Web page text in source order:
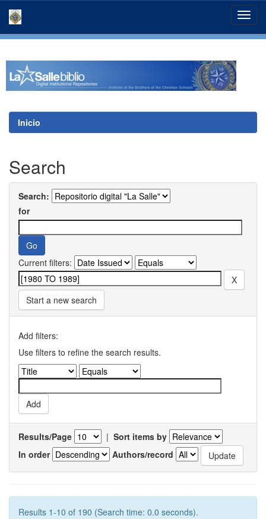
Inicio
Search
Search:
for
Current filters:
Start a new search
Add filters:
Use filters to refine the search results.
Results/Page | Sort items by
In order
Authors/record
Results 1-10 of 190 (Search time: 0.0 seconds).